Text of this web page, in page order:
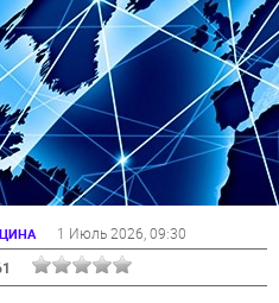
1 Июль 2026 , 09:30